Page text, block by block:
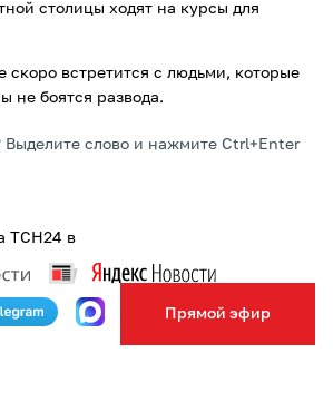
Прямой эфир
столицы ходят на курсы для
встретится с людьми, которые
не боятся развода.
Выделите слово и нажмите Ctrl+Enter
ТСН24 в